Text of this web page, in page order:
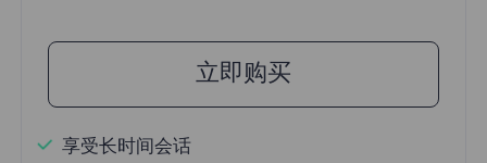
立即购买
享受长时间会话